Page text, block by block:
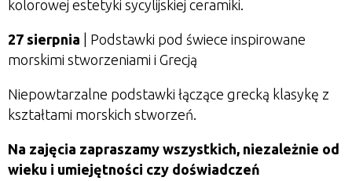
kolorowej estetyki sycylijskiej ceramiki.
27 sierpnia | Podstawki pod świece inspirowane
morskimi stworzeniami i Grecją
Niepowtarzalne podstawki łączące grecką klasykę z
kształtami morskich stworzeń.
Na zajęcia zapraszamy wszystkich, niezależnie od
wieku i umiejętności czy doświadczeń